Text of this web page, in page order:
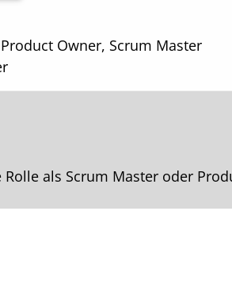
Owner, Scrum Master
als Scrum Master oder